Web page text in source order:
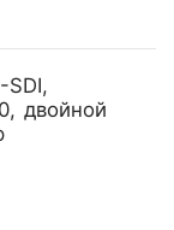
SDI,
двойной